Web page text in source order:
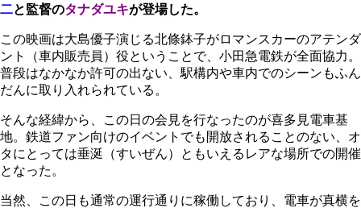
二と監督のタナダユキが登場した。
この映画は大島優子演じる北條鉢子がロマンスカーのアテンダ
ント（車内販売員）役ということで、小田急電鉄が全面協力。
普段はなかなか許可の出ない、駅構内や車内でのシーンもふん
だんに取り入れられている。
そんな経緯から、この日の会見を行なったのが喜多見電車基
地。鉄道ファン向けのイベントでも開放されることのない、オ
タにとっては垂涎（すいぜん）ともいえるレアな場所での開催
となった。
当然、この日も通常の運行通りに稼働しており、電車が真横を